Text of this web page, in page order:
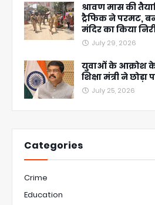
श्रावण मास की
ट्रैफिक ने परमट,
मंदिर का किया
July 29, 2026
युवाओं के आक्रोश
शिक्षा मंत्री ने छोड़ा
July 25, 2026
Categories
Crime
Education